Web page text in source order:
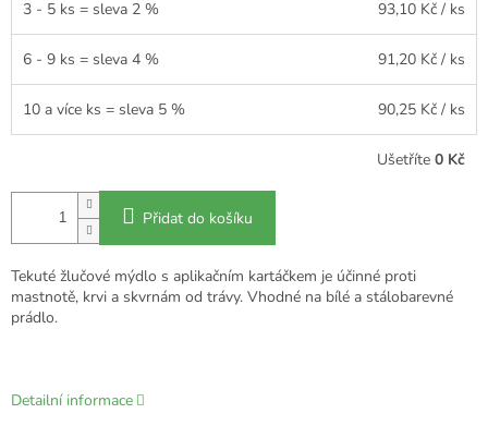
3 - 5 ks = sleva 2 % 93,10 Kč / ks
6 - 9 ks = sleva 4 % 91,20 Kč / ks
10 a více ks = sleva 5 % 90,25 Kč / ks
Ušetříte 0 Kč
Přidat do košíku
Tekuté žlučové mýdlo s aplikačním kartáčkem je účinné proti
mastnotě, krvi a skvrnám od trávy. Vhodné na bílé a stálobarevné
prádlo.
Detailní informace